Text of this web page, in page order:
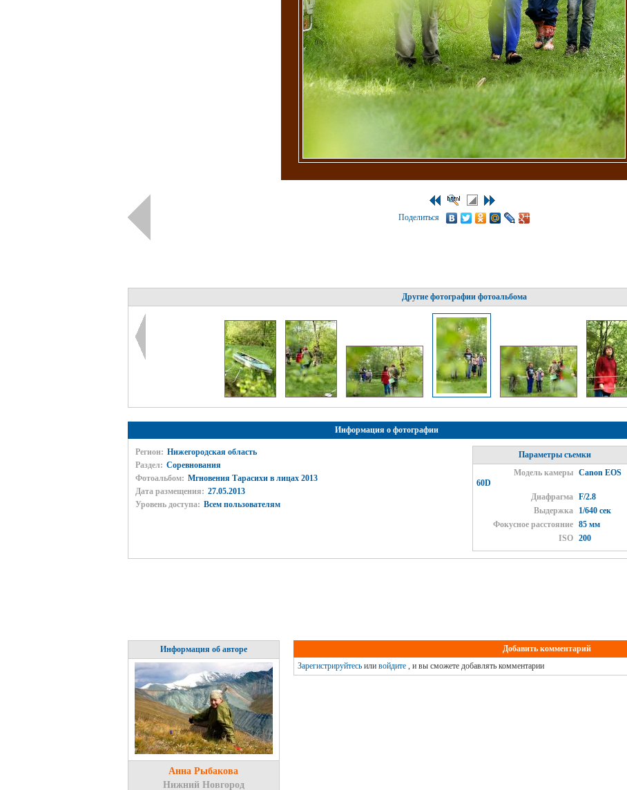
Поделиться
Другие фотографии фотоальбома
Информация о фотографии
Регион: Нижегородская область
Раздел: Соревнования
Фотоальбом: Мгновения Тарасихи в лицах 2013
Дата размещения: 27.05.2013
Уровень доступа: Всем пользователям
Параметры съемки
Модель камеры
Canon EOS
60D
Диафрагма
F/2.8
Выдержка
1/640 сек
Фокусное расстояние
85 мм
ISO
200
Информация об авторе
Анна Рыбакова
Нижний Новгород
Добавить комментарий
Зарегистрируйтесьили войдите, и вы сможете добавлять комментарии